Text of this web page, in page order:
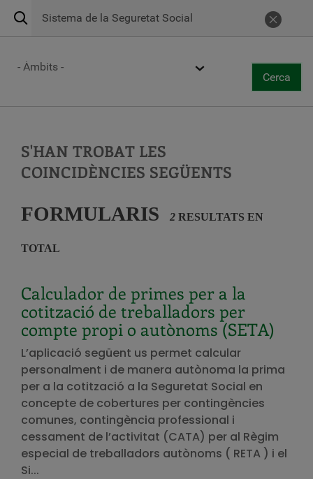
Vés
Servei d'emergències les 24 hores 269
Centres d'atenció
Cerca
Cerca
S'HAN TROBAT LES
COINCIDÈNCIES SEGÜENTS
FORMULARIS 2 RESULTATS EN
TOTAL
Calculador de primes per a la
cotització de treballadors per
compte propi o autònoms (SETA)
L’aplicació següent us permet calcular
personalment i de manera autònoma la prima
per a la cotització a la Seguretat Social en
concepte de cobertures per contingències
comunes, contingència professional i
cessament de l’activitat (CATA) per al Règim
especial de treballadors autònoms ( RETA ) i el
Si...